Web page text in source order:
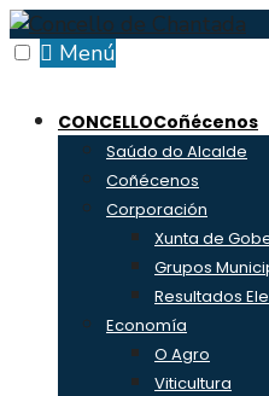
Skip
to
Menú
CONCELLOCoñécenos
Saúdo do Alcalde
Coñécenos
Corporación
Xunta de
Grupos
Resultados
Economía
O Agro
Viticultura